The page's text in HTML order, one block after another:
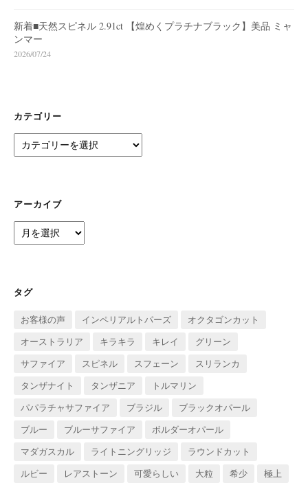
新着■天然スピネル 2.91ct 【煌めくプラチナブラック】美品 ミャ
ンマー
2026/07/24
カテゴリー
テ
ー
アーカイブ
ー
ブ
タグ
お客様の声 インペリアルトパーズ
オクタゴンカット
オーストラリア
キラキラ キレイ
グリーン
サファイア
スピネル スフェーン
スリランカ
タンザナイト
タンザニア
トルマリン
パパラチャサファイア
ブラジル
ブラックオパール
ブルー
ブルーサファイア
ボルダーオパール
マダガスカル
ライトニングリッジ
ラウンドカット
ルビー
レアストーン 可愛らしい 大粒 希少 極上